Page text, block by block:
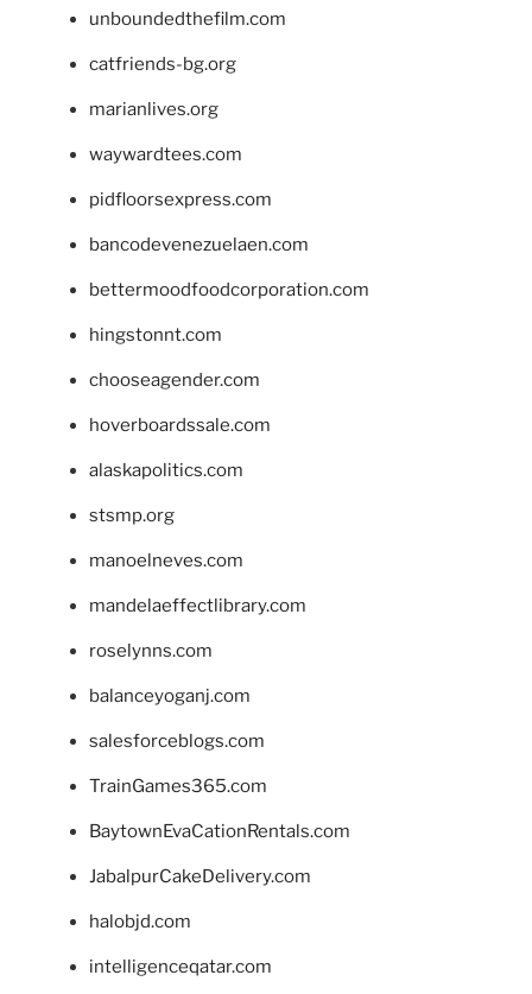
unboundedthefilm.com
catfriends-bg.org
marianlives.org
waywardtees.com
pidfloorsexpress.com
bancodevenezuelaen.com
bettermoodfoodcorporation.com
hingstonnt.com
chooseagender.com
hoverboardssale.com
alaskapolitics.com
stsmp.org
manoelneves.com
mandelaeffectlibrary.com
roselynns.com
balanceyoganj.com
salesforceblogs.com
TrainGames365.com
BaytownEvaCationRentals.com
JabalpurCakeDelivery.com
halobjd.com
intelligenceqatar.com